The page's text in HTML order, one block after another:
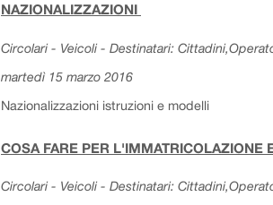
NAZIONALIZZAZIONI
Circolari - Veicoli - Destinatari:
martedì 15 marzo 2016
Nazionalizzazioni istruzioni e modelli
COSA FARE PER L'IMMATRICOLAZIONE
Circolari - Veicoli - Destinatari: